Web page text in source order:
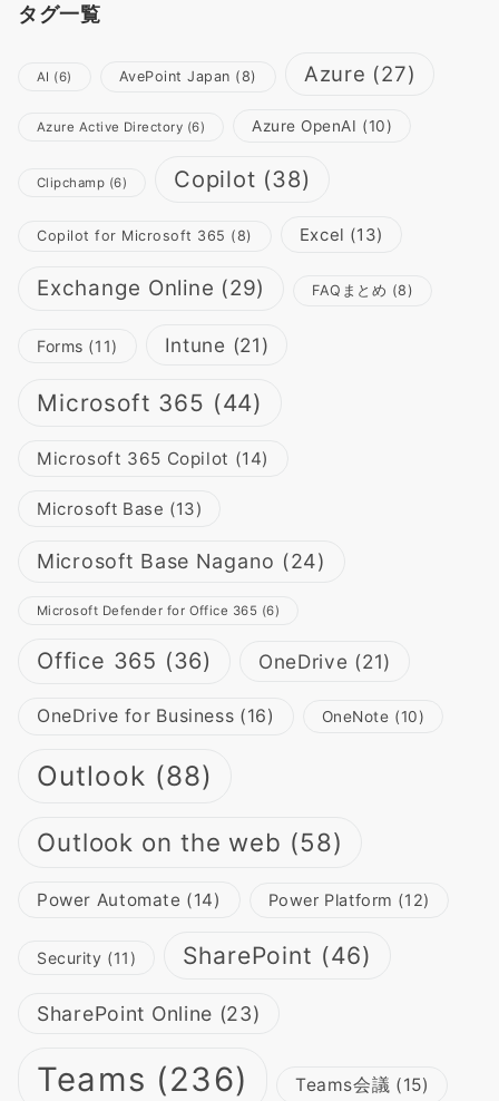
タグ一覧
AI (6) AvePoint Japan (8) Azure (27)
Azure Active Directory (6) Azure OpenAI (10)
Clipchamp (6) Copilot (38)
Copilot for Microsoft 365 (8) Excel (13)
Exchange Online (29) FAQまとめ (8)
Forms (11) Intune (21)
Microsoft 365 (44)
Microsoft 365 Copilot (14)
Microsoft Base (13)
Microsoft Base Nagano (24)
Microsoft Defender for Office 365 (6)
Office 365 (36) OneDrive (21)
OneDrive for Business (16) OneNote (10)
Outlook (88)
Outlook on the web (58)
Power Automate (14) Power Platform (12)
Security (11) SharePoint (46)
SharePoint Online (23)
Teams (236) Teams会議 (15)